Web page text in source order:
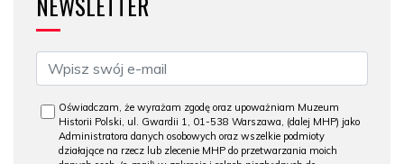
Oświadczam, że wyrażam zgodę oraz upoważniam Muzeum
Historii Polski, ul. Gwardii 1, 01-538 Warszawa, (dalej MHP) jako
Administratora danych osobowych oraz wszelkie podmioty
działające na rzecz lub zlecenie MHP do przetwarzania moich